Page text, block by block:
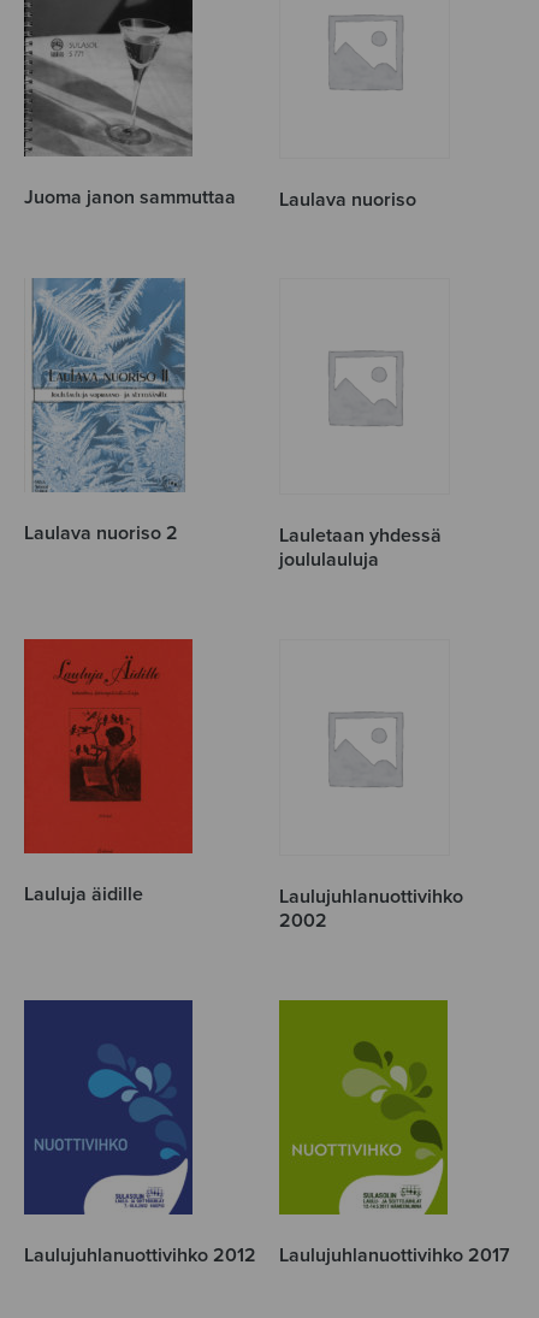
Juoma janon sammuttaa Laulava nuoriso
Laulava nuoriso 2
Lauletaan yhdessä
joululauluja
Lauluja äidille
Laulujuhlanuottivihko
2002
Laulujuhlanuottivihko 2012 Laulujuhlanuottivihko 2017